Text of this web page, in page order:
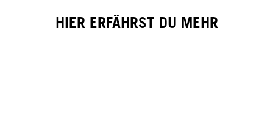
HIER ERFÄHRST DU MEHR